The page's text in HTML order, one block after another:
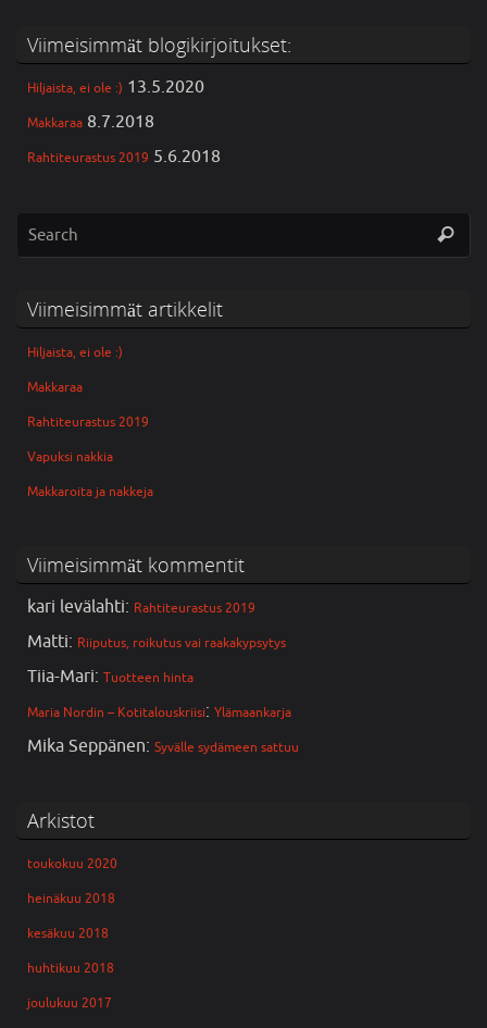
Viimeisimmät blogikirjoitukset:
Hiljaista, ei ole :) 13.5.2020
Makkaraa 8.7.2018
Rahtiteurastus 2019 5.6.2018
Viimeisimmät artikkelit
Hiljaista, ei ole :)
Makkaraa
Rahtiteurastus 2019
Vapuksi nakkia
Makkaroita ja nakkeja
Viimeisimmät kommentit
kari levälahti: Rahtiteurastus 2019
Matti: Riiputus, roikutus vai raakakypsytys
Tiia-Mari: Tuotteen hinta
Maria Nordin – Kotitalouskriisi: Ylämaankarja
Mika Seppänen: Syvälle sydämeen sattuu
Arkistot
toukokuu 2020
heinäkuu 2018
kesäkuu 2018
huhtikuu 2018
joulukuu 2017